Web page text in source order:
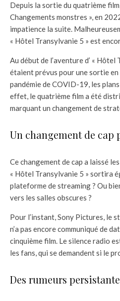
Depuis la sortie du quatrième
Changements monstres », en
impatience la suite.
« Hôtel Transylvanie 5 » est
Au début de l’aventure d’ « Hôtel
étaient prévus pour une sortie en
pandémie de COVID-19, les
effet, le quatrième film a été
marquant un changement de
Un changement de cap
Ce changement de cap a laissé
« Hôtel Transylvanie 5 » sortira
plateforme de streaming ? Ou
vers les salles obscures ?
Pour l’instant, Sony Pictures, le
n’a pas encore communiqué de
cinquième film. Le silence radio
les fans, qui se demandent si le
Des rumeurs